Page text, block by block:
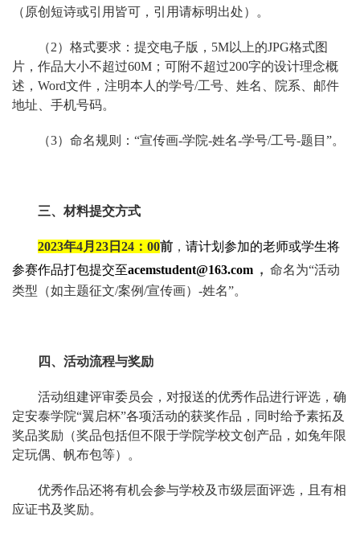
（原创短诗或引用皆可，引用请标明出处）。
（2）格式要求：提交电子版，5M以上的JPG格式图
片，作品大小不超过60M；可附不超过200字的设计理念概
述，Word文件，注明本人的学号/工号、姓名、院系、邮件
地址、手机号码。
（3）命名规则：“宣传画-学院-姓名-学号/工号-题目”。
三、材料提交方式
2023年4月23日24：00前 ， 请计划参加的老师或学生将
参赛作品打包提交至acemstudent@163.com ， 命名为“活动
类型（如主题征文/案例/宣传画）-姓名”。
四、活动流程与奖励
活动组建评审委员会，对报送的优秀作品进行评选，确
定安泰学院“翼启杯”各项活动的获奖作品，同时给予素拓及
奖品奖励（奖品包括但不限于学院学校文创产品，如兔年限
定玩偶、帆布包等）。
优秀作品还将有机会参与学校及市级层面评选，且有相
应证书及奖励。